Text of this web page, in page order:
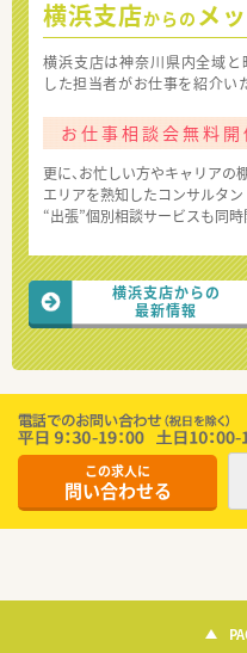
横浜支店からの メ
横浜支店は神奈川県内全域と
した担当者がお仕事を紹介い
お仕事相談会無料開
更に、お忙しい方やキャリアの
エリアを熟知したコンサルタン
“出張”個別相談サービスも同時
横浜支店からの
最新情報
この求人に
問い合わせる